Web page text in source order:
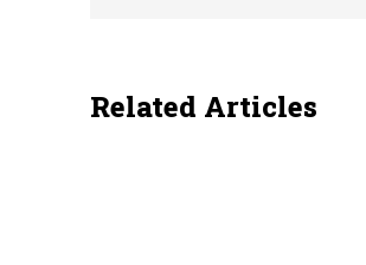
Related Articles